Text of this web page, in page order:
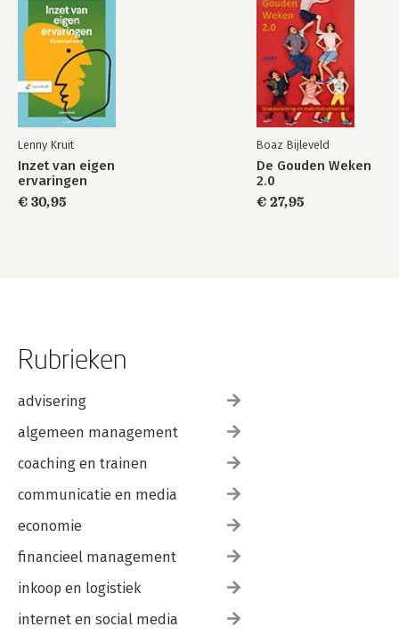
Lenny Kruit
Inzet van eigen
ervaringen
€ 30,95
Boaz Bijleveld
De Gouden Weken
2.0
€ 27,95
Rubrieken
advisering
algemeen management
coaching en trainen
communicatie en media
economie
financieel management
inkoop en logistiek
internet en social media